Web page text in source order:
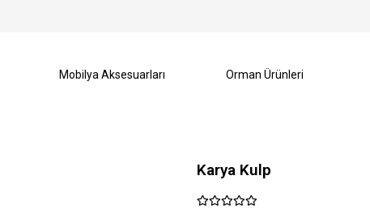
Mobilya Aksesuarları Orman Ürünleri
Karya Kulp